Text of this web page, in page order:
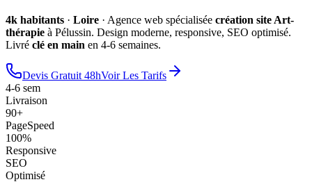
4k habitants · Loire · Agence web spécialisée création site Art-
thérapie à Pélussin. Design moderne, responsive, SEO optimisé.
Livré clé en main en 4-6 semaines.
Devis Gratuit 48hVoir Les Tarifs
4-6 sem
Livraison
90+
PageSpeed
100%
Responsive
SEO
Optimisé